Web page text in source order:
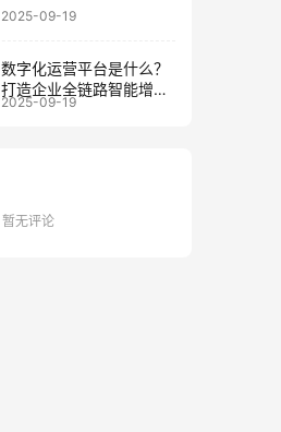
2025-09-19
数字化运营平台是什么？
打造企业全链路智能增长
的底座
2025-09-19
暂无评论